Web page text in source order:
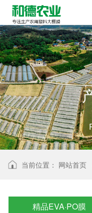
当前位置： 网站首页
精品EVA·PO膜